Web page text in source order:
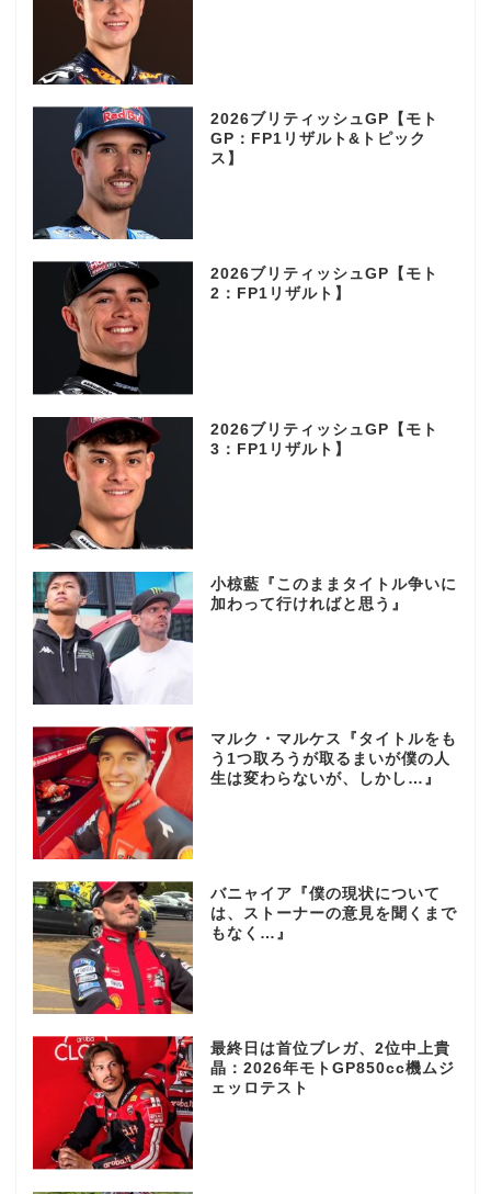
2026ブリティッシュGP【モト
GP：FP1リザルト&トピック
ス】
2026ブリティッシュGP【モト
2：FP1リザルト】
2026ブリティッシュGP【モト
3：FP1リザルト】
小椋藍『このままタイトル争いに
加わって行ければと思う』
マルク・マルケス『タイトルをも
う1つ取ろうが取るまいが僕の人
生は変わらないが、しかし…』
バニャイア『僕の現状について
は、ストーナーの意見を聞くまで
もなく…』
最終日は首位ブレガ、2位中上貴
晶：2026年モトGP850cc機ムジ
ェッロテスト